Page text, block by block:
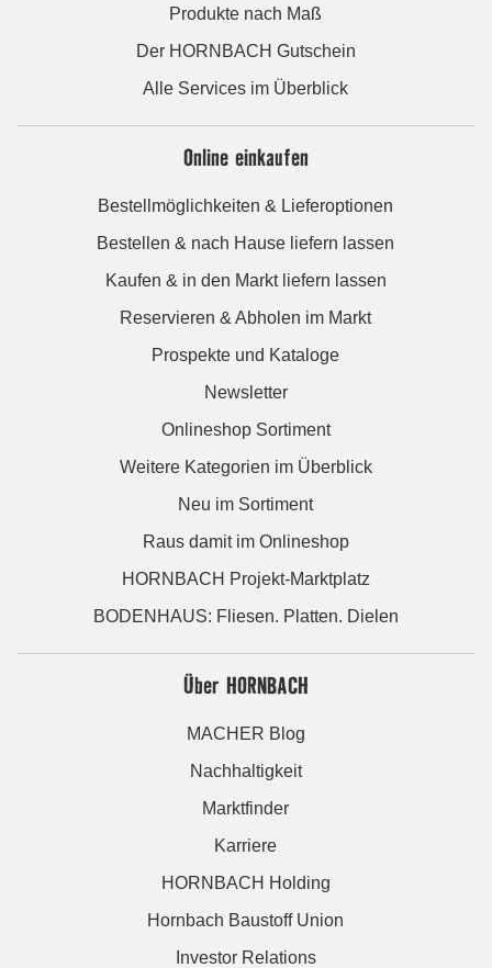
Produkte nach Maß
Der HORNBACH Gutschein
Alle Services im Überblick
Online einkaufen
Bestellmöglichkeiten & Lieferoptionen
Bestellen & nach Hause liefern lassen
Kaufen & in den Markt liefern lassen
Reservieren & Abholen im Markt
Prospekte und Kataloge
Newsletter
Onlineshop Sortiment
Weitere Kategorien im Überblick
Neu im Sortiment
Raus damit im Onlineshop
HORNBACH Projekt-Marktplatz
BODENHAUS: Fliesen. Platten. Dielen
Über HORNBACH
MACHER Blog
Nachhaltigkeit
Marktfinder
Karriere
HORNBACH Holding
Hornbach Baustoff Union
Investor Relations